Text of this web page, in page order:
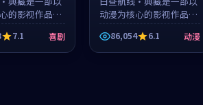
的影视作品，
反转与人物成
体节奏紧凑，
看。
7.1 喜剧
动漫为核心的影视作品，
围绕危机、反转与人物成
长展开，整体节奏紧凑，
值得推荐观看。
86,054 6.1 动漫